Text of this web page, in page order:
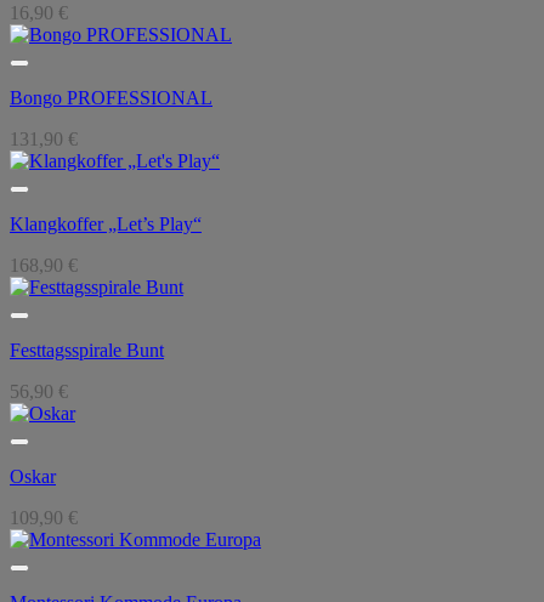
16,90 €
Bongo PROFESSIONAL
131,90 €
Klangkoffer „Let’s Play“
168,90 €
Festtagsspirale Bunt
56,90 €
Oskar
109,90 €